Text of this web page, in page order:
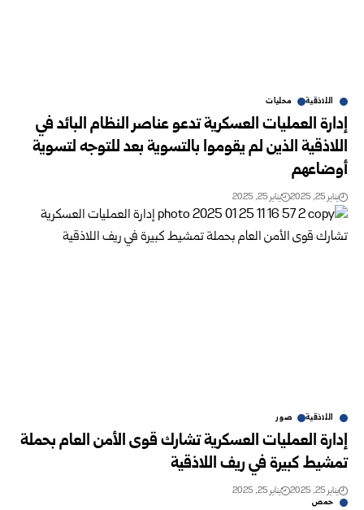
اللاذقية محليات
إدارة العمليات العسكرية تدعو عناصر النظام البائد في
اللاذقية الذين لم يقوموا بالتسوية بعد للتوجه لتسوية
أوضاعهم
يناير 25, 2025 يناير 25, 2025
اللاذقية صور
إدارة العمليات العسكرية تشارك قوى الأمن العام بحملة
تمشيط كبيرة في ريف اللاذقية
يناير 25, 2025 يناير 25, 2025
حمص